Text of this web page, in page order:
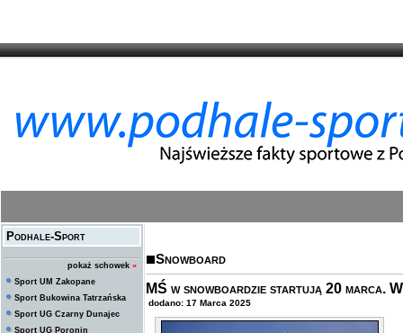
Podhale-Sport
pokaż schowek »
Sport UM Zakopane
Sport Bukowina Tatrzańska
Sport UG Czarny Dunajec
Sport UG Poronin
Snowboard
MŚ w snowboardzie startują 20 marca.
dodano: 17 Marca 2025